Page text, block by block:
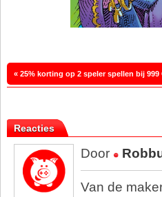
Reacties
Door
Van de